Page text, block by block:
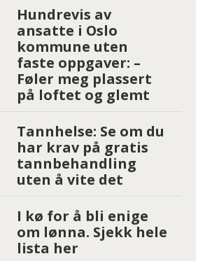
Hundrevis av
ansatte i Oslo
kommune uten
faste oppgaver: –
Føler meg plassert
på loftet og glemt
Tannhelse: Se om du
har krav på gratis
tannbehandling
uten å vite det
I kø for å bli enige
om lønna. Sjekk hele
lista her